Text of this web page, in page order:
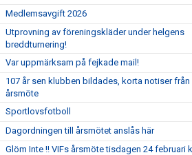
Medlemsavgift 2026
Utprovning av föreningskläder under helgens
breddturnering!
Var uppmärksam på fejkade mail!
107 år sen klubben bildades, korta notiser
årsmöte
Sportlovsfotboll
Dagordningen till årsmötet anslås här
Glöm Inte !! VIFs årsmöte tisdagen 24 februari